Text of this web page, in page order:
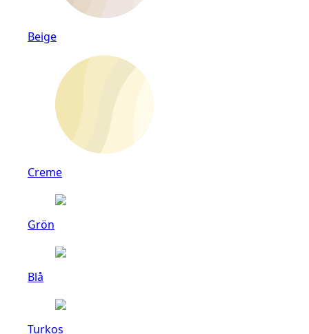
Beige
Creme
Grön
Blå
Turkos